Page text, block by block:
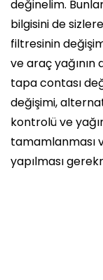
değinelim.
bilgisini de
filtresinin
ve araç yağının
tapa contası
değişimi,
kontrolü ve
tamamlanması
yapılması